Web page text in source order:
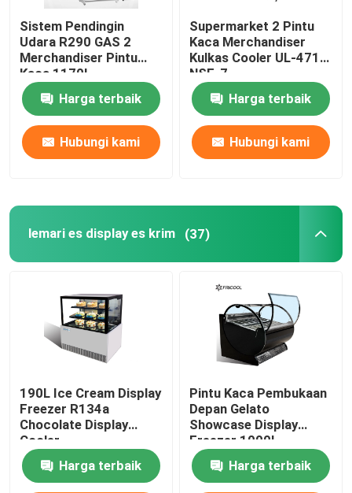
Sistem Pendingin
Udara R290 GAS 2
Merchandiser Pintu
Kaca 1170L
Harga terbaik
Hubungi kami
Supermarket 2 Pintu
Kaca Merchandiser
Kulkas Cooler UL-471
NSF-7
Harga terbaik
Hubungi kami
lemari es display es krim (37)
190L Ice Cream Display
Freezer R134a
Chocolate Display
Cooler
Harga terbaik
Pintu Kaca Pembukaan
Depan Gelato
Showcase Display
Freezer 1000L
Harga terbaik